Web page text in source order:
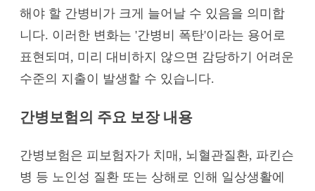
해야 할 간병비가 크게 늘어날 수 있음을 의미합
니다. 이러한 변화는 '간병비 폭탄'이라는 용어로
표현되며, 미리 대비하지 않으면 감당하기 어려운
수준의 지출이 발생할 수 있습니다.
간병보험의 주요 보장 내용
간병보험은 피보험자가 치매, 뇌혈관질환, 파킨슨
병 등 노인성 질환 또는 상해로 인해 일상생활에